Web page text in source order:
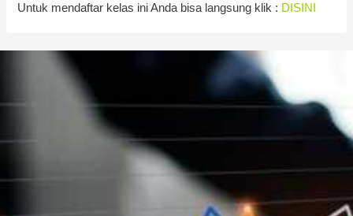
Untuk mendaftar kelas ini Anda bisa langsung klik : DISINI